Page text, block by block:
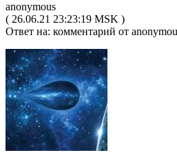
anonymous
( 26.06.21 23:23:19 MSK )
Ответ на: комментарий от